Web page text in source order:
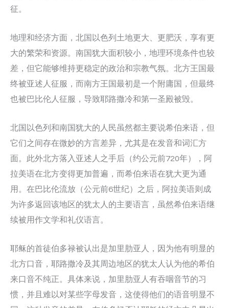
征。
地理和经济方面，北国以色列土地更大、更肥沃，享有更
大的繁荣和资源。南国犹大面积较小，地理环境条件也较
差，但它能够维持更稳定的政治和宗教气氛。北方王国最
终被亚述人征服，而南方王国最初是一个附庸国，但最终
也被巴比伦人征服，导致耶路撒冷和第一圣殿被毁。
北国以色列和南国犹大的人民虽然都主要说希伯来语，但
它们之间存在微妙的方言差异，尤其是在发音和词汇方
面。此外北方落入亚述人之手后（约公元前720年），阿
拉美语在北方变得更加普遍，而希伯来语在犹大更为通
用。在巴比伦流放（公元前6世纪）之后，阿拉美语则成
为许多返回该地区的犹太人的主要语言，虽然希伯来语继
续被用作文学和礼仪语言。
耶稣的首徒伯多禄被认出是加里肋亚人，因为他有明显的
北方口音，耶路撒冷及其周边地区的犹太人认为他的希伯
来口音不纯正。具体来说，加里肋亚人有吞咽音节的习
惯，并且难以对某些字母发音，这使得他们的语音明显不